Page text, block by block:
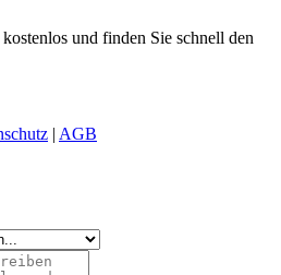
und finden Sie schnell den
| AGB